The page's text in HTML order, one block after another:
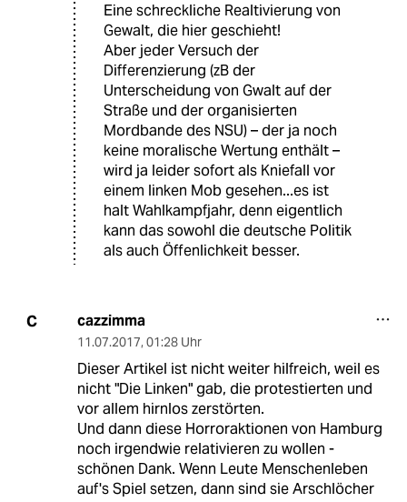
Eine schreckliche Realtivierung von
Gewalt, die hier geschieht!
Aber jeder Versuch der
Differenzierung (zB der
Unterscheidung von Gwalt auf der
Straße und der organisierten
Mordbande des NSU) – der ja noch
keine moralische Wertung enthält –
wird ja leider sofort als Kniefall vor
einem linken Mob gesehen...es ist
halt Wahlkampfjahr, denn eigentlich
kann das sowohl die deutsche Politik
als auch Öffenlichkeit besser.
C cazzimma
11.07.2017, 01:28 Uhr
Dieser Artikel ist nicht weiter hilfreich, weil es
nicht "Die Linken" gab, die protestierten und
vor allem hirnlos zerstörten.
Und dann diese Horroraktionen von Hamburg
noch irgendwie relativieren zu wollen -
schönen Dank. Wenn Leute Menschenleben
auf's Spiel setzen, dann sind sie Arschlöcher